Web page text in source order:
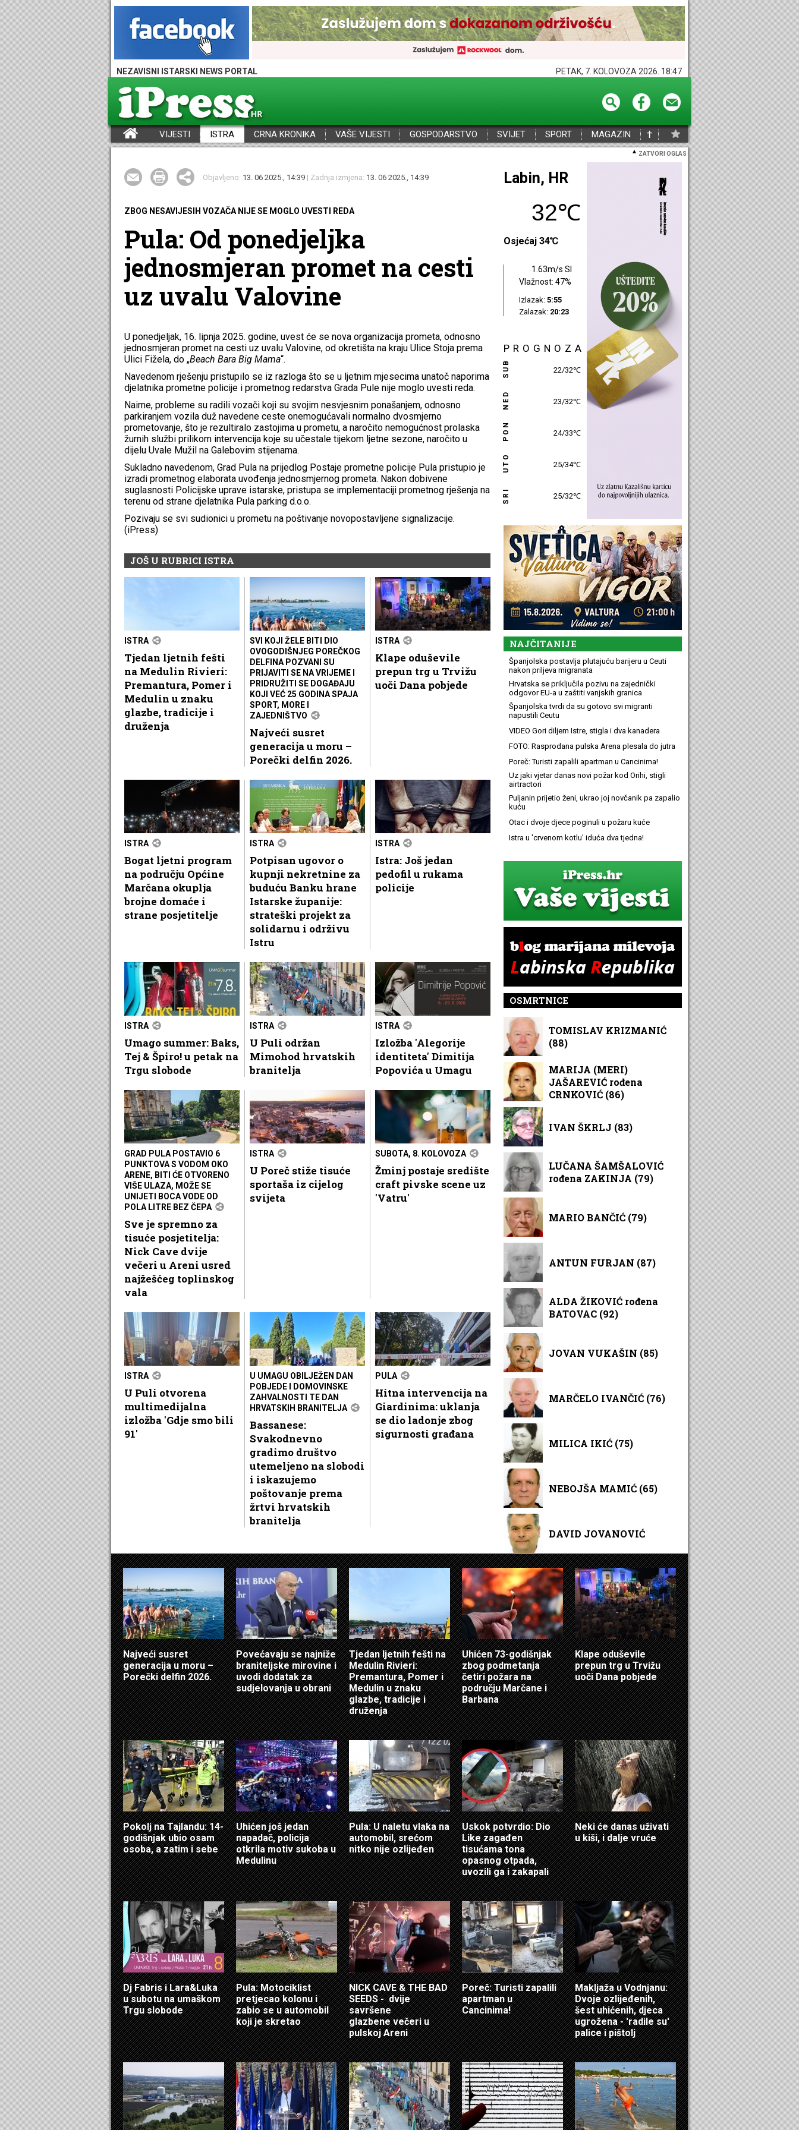
NEZAVISNI ISTARSKI NEWS PORTAL PETAK, 7. KOLOVOZA 2026. 18:47
VIJESTI ISTRA CRNA KRONIKA VAŠE VIJESTI GOSPODARSTVO SVIJET SPORT MAGAZIN †
ZATVORI OGLAS
Objavljeno: 13. 06 2025., 14:39 | Zadnja izmjena: 13. 06 2025., 14:39
ZBOG NESAVIJESIH VOZAČA NIJE SE MOGLO UVESTI REDA
Pula: Od ponedjeljka
jednosmjeran promet na cesti
uz uvalu Valovine
U ponedjeljak, 16. lipnja 2025. godine, uvest će se nova organizacija prometa, odnosno
jednosmjeran promet na cesti uz uvalu Valovine, od okretišta na kraju Ulice Stoja prema
Ulici Fižela, do „Beach Bara Big Mama“.
Navedenom rješenju pristupilo se iz razloga što se u ljetnim mjesecima unatoč naporima
djelatnika prometne policije i prometnog redarstva Grada Pule nije moglo uvesti reda.
Naime, probleme su radili vozači koji su svojim nesvjesnim ponašanjem, odnosno
parkiranjem vozila duž navedene ceste onemogućavali normalno dvosmjerno
prometovanje, što je rezultiralo zastojima u prometu, a naročito nemogućnost prolaska
žurnih službi prilikom intervencija koje su učestale tijekom ljetne sezone, naročito u
dijelu Uvale Mužil na Galebovim stijenama.
Sukladno navedenom, Grad Pula na prijedlog Postaje prometne policije Pula pristupio je
izradi prometnog elaborata uvođenja jednosmjernog prometa. Nakon dobivene
suglasnosti Policijske uprave istarske, pristupa se implementaciji prometnog rješenja na
terenu od strane djelatnika Pula parking d.o.o.
Pozivaju se svi sudionici u prometu na poštivanje novopostavljene signalizacije.
(iPress)
JOŠ U RUBRICI ISTRA
ISTRA
Tjedan ljetnih fešti
na Medulin Rivieri:
Premantura, Pomer i
Medulin u znaku
glazbe, tradicije i
druženja
SVI KOJI ŽELE BITI DIO
OVOGODIŠNJEG POREČKOG
DELFINA POZVANI SU
PRIJAVITI SE NA VRIJEME I
PRIDRUŽITI SE DOGAĐAJU
KOJI VEĆ 25 GODINA SPAJA
SPORT, MORE I
ZAJEDNIŠTVO
Najveći susret
generacija u moru –
Porečki delfin 2026.
ISTRA
Klape oduševile
prepun trg u Trvižu
uoči Dana pobjede
ISTRA
Bogat ljetni program
na području Općine
Marčana okuplja
brojne domaće i
strane posjetitelje
ISTRA
Potpisan ugovor o
kupnji nekretnine za
buduću Banku hrane
Istarske županije:
strateški projekt za
solidarnu i održivu
Istru
ISTRA
Istra: Još jedan
pedofil u rukama
policije
ISTRA
Umago summer: Baks,
Tej & Špiro! u petak na
Trgu slobode
ISTRA
U Puli održan
Mimohod hrvatskih
branitelja
ISTRA
Izložba 'Alegorije
identiteta' Dimitija
Popovića u Umagu
GRAD PULA POSTAVIO 6
PUNKTOVA S VODOM OKO
ARENE, BITI ĆE OTVORENO
VIŠE ULAZA, MOŽE SE
UNIJETI BOCA VODE OD
POLA LITRE BEZ ČEPA
Sve je spremno za
tisuće posjetitelja:
Nick Cave dvije
večeri u Areni usred
najžešćeg toplinskog
vala
ISTRA
U Poreč stiže tisuće
sportaša iz cijelog
svijeta
SUBOTA, 8. KOLOVOZA
Žminj postaje središte
craft pivske scene uz
'Vatru'
ISTRA
U Puli otvorena
multimedijalna
izložba 'Gdje smo bili
91'
U UMAGU OBILJEŽEN DAN
POBJEDE I DOMOVINSKE
ZAHVALNOSTI TE DAN
HRVATSKIH BRANITELJA
Bassanese:
Svakodnevno
gradimo društvo
utemeljeno na slobodi
i iskazujemo
poštovanje prema
žrtvi hrvatskih
branitelja
PULA
Hitna intervencija na
Giardinima: uklanja
se dio ladonje zbog
sigurnosti građana
Poreč, HR
32℃
Osjećaj 33℃
1.55m/s SZ
Vlažnost: 45%
Izlazak: 5:57
Zalazak: 20:25
PROGNOZA
SUB 24/30℃
NED 25/30℃
PON 26/31℃
UTO 26/32℃
SRI 27/31℃
NAJČITANIJE
Španjolska postavlja plutajuću barijeru u Ceuti
nakon priljeva migranata
Hrvatska se priključila pozivu na zajednički
odgovor EU-a u zaštiti vanjskih granica
Španjolska tvrdi da su gotovo svi migranti
napustili Ceutu
VIDEO Gori diljem Istre, stigla i dva kanadera
FOTO: Rasprodana pulska Arena plesala do jutra
Poreč: Turisti zapalili apartman u Cancinima!
Uz jaki vjetar danas novi požar kod Orihi, stigli
airtractori
Puljanin prijetio ženi, ukrao joj novčanik pa zapalio
kuću
Otac i dvoje djece poginuli u požaru kuće
Istra u 'crvenom kotlu' iduća dva tjedna!
OSMRTNICE
TOMISLAV KRIZMANIĆ
(88)
MARIJA (MERI)
JAŠAREVIĆ rođena
CRNKOVIĆ (86)
IVAN ŠKRLJ (83)
LUČANA ŠAMŠALOVIĆ
rođena ZAKINJA (79)
MARIO BANČIĆ (79)
ANTUN FURJAN (87)
ALDA ŽIKOVIĆ rođena
BATOVAC (92)
JOVAN VUKAŠIN (85)
MARČELO IVANČIĆ (76)
MILICA IKIĆ (75)
NEBOJŠA MAMIĆ (65)
DAVID JOVANOVIĆ
Najveći susret
generacija u moru –
Porečki delfin 2026.
Povećavaju se najniže
braniteljske mirovine i
uvodi dodatak za
sudjelovanja u obrani
Tjedan ljetnih fešti na
Medulin Rivieri:
Premantura, Pomer i
Medulin u znaku
glazbe, tradicije i
druženja
Uhićen 73-godišnjak
zbog podmetanja
četiri požara na
području Marčane i
Barbana
Klape oduševile
prepun trg u Trvižu
uoči Dana pobjede
Pokolj na Tajlandu: 14-
godišnjak ubio osam
osoba, a zatim i sebe
Uhićen još jedan
napadač, policija
otkrila motiv sukoba u
Medulinu
Pula: U naletu vlaka na
automobil, srećom
nitko nije ozlijeđen
Uskok potvrdio: Dio
Like zagađen
tisućama tona
opasnog otpada,
uvozili ga i zakapali
Neki će danas uživati
u kiši, i dalje vruće
Dj Fabris i Lara&Luka
u subotu na umaškom
Trgu slobode
Pula: Motociklist
pretjecao kolonu i
zabio se u automobil
koji je skretao
NICK CAVE & THE BAD
SEEDS - dvije
savršene
glazbene večeri u
pulskoj Areni
Poreč: Turisti zapalili
apartman u
Cancinima!
Makljaža u Vodnjanu:
Dvoje ozlijeđenih,
šest uhićenih, djeca
ugrožena - 'radile su'
palice i pištolj